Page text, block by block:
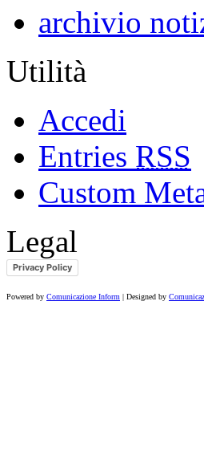
archivio
Utilità
Accedi
Entries RSS
Custom
Legal
Privacy Policy
Powered by Comunicazione Inform | Designed by